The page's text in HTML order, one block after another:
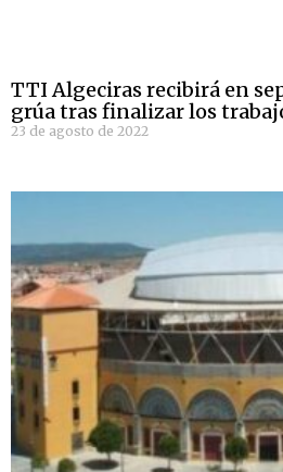
TTI Algeciras recibirá en
grúa tras finalizar los
23 de agosto de 2022